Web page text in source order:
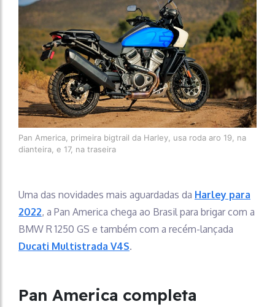
Pan America, primeira bigtrail da Harley, usa roda aro 19, na
dianteira, e 17, na traseira
Uma das novidades mais aguardadas da Harley para
2022, a Pan America chega ao Brasil para brigar com a
BMW R 1250 GS e também com a recém-lançada
Ducati Multistrada V4S.
Pan America completa